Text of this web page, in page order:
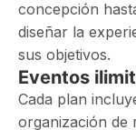
concepción
diseñar la
sus objetivos.
Eventos
Cada plan
organización de